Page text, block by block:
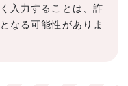
入力することは、詐
なる可能性がありま